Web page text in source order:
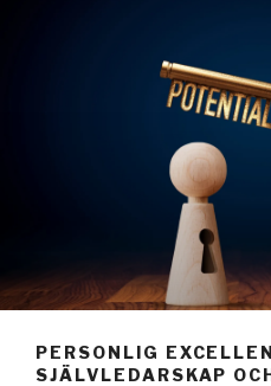
PERSONLIG
SJÄLVLEDARSKAP